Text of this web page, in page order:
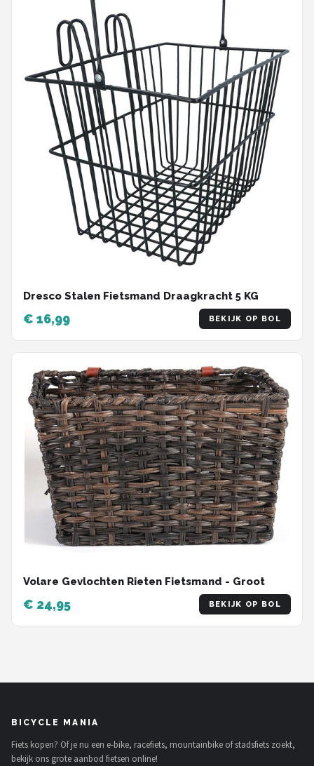
Dresco Stalen Fietsmand Draagkracht 5 KG
€ 16,99 BEKIJK OP BOL
Volare Gevlochten Rieten Fietsmand - Groot
€ 24,95 BEKIJK OP BOL
BICYCLE MANIA
Fiets kopen? Of je nu een e-bike, racefiets, mountainbike of stadsfiets zoekt,
bekijk ons grote aanbod fietsen online!